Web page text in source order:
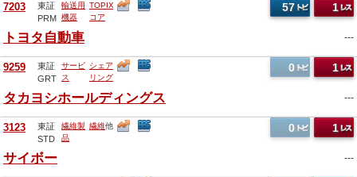
7203
東証
PRM
輸送用
機器
TOPIX
コア
1
57
トヨタ自動車 ---
9259
東証
GRT
サービ
ス
シェア
リング
ミー他
1
0
タカヨシホールディングス ---
3123
東証
STD
繊維製
品
繊維他 1
0
サイボー ---